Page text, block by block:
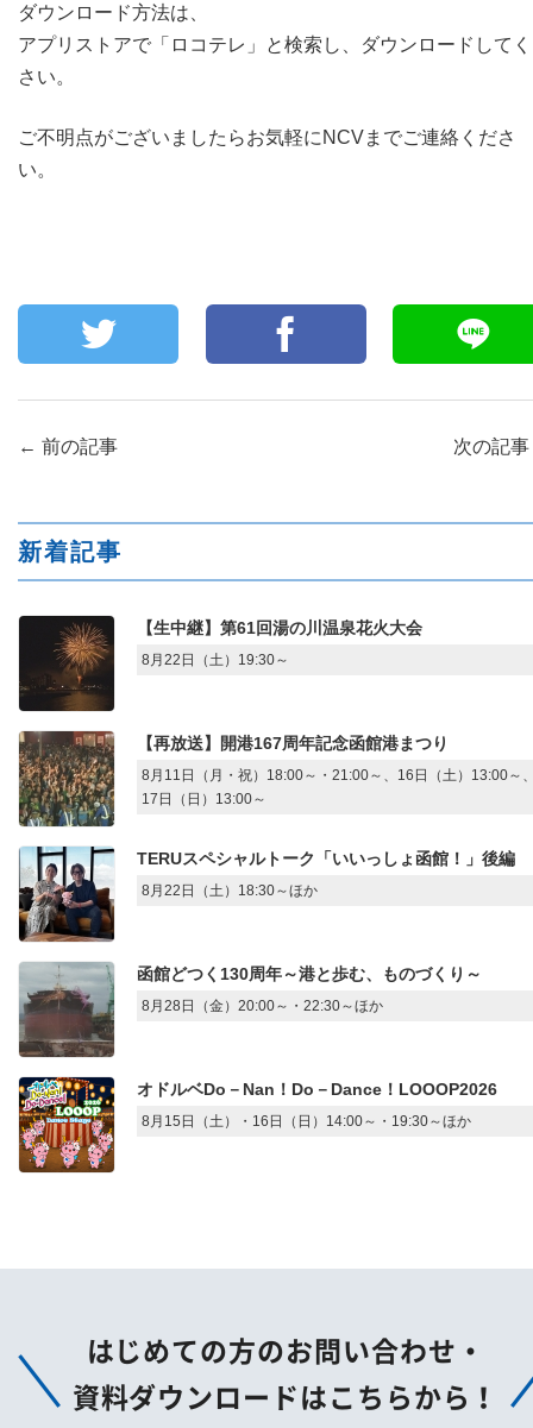
ダウンロード方法は、
アプリストアで「ロコテレ」と検索し、ダウンロードして
さい。
ご不明点がございましたらお気軽にNCVまでご連絡くださ
い。
← 前の記事 次の記事
新着記事
【生中継】第61回湯の川温泉花火大会
8月22日（土）19:30～
【再放送】開港167周年記念函館港まつり
8月11日（月・祝）18:00～・21:00～、16日（土）13:00～
17日（日）13:00～
TERUスペシャルトーク「いいっしょ函館！」後編
8月22日（土）18:30～ほか
函館どつく130周年～港と歩む、ものづくり～
8月28日（金）20:00～・22:30～ほか
オドルベDo－Nan！Do－Dance！LOOOP2026
8月15日（土）・16日（日）14:00～・19:30～ほか
はじめての方のお問い合わせ・
資料ダウンロードはこちらから！